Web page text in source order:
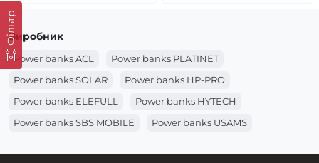
Фільтр
Виробник
Power banks ACL
Power banks PLATINET
Power banks SOLAR
Power banks HP-PRO
Power banks ELEFULL
Power banks HYTECH
Power banks SBS MOBILE
Power banks USAMS